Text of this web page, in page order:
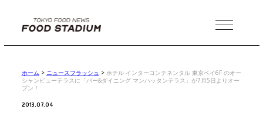
MENU
ホーム > ニュースフラッシュ > ホテル インターコンチネンタル 東京ベイ6F のオー
シャンビューテラスに「バー&ダイニング マンハッタンテラス」が7月5日よりオー
プン！
2013.07.04